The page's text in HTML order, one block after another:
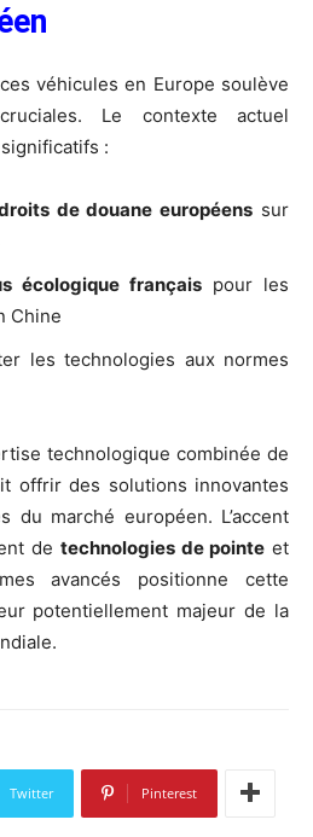
véhicules en Europe soulève
Le contexte actuel
:
de douane européens sur
écologique français pour les
Chine
les technologies aux normes
technologique combinée de
offrir des solutions innovantes
du marché européen. L’accent
de technologies de pointe et
avancés positionne cette
potentiellement majeur de la
Twitter Pinterest